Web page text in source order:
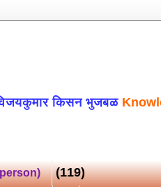
किसन भुजबळKnowledge is
person) (119)